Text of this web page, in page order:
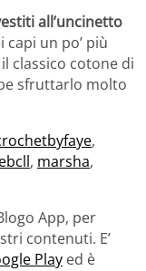
all’uncinetto
capi un po’ più
classico cotone di
sfruttarlo molto
,
, marsha,
App, per
contenuti. E’
Play ed è